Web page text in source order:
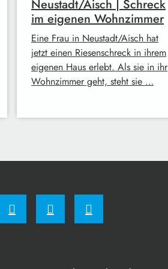
Neustadt/Aisch | Schreck
im eigenen Wohnzimmer
Eine Frau in Neustadt/Aisch hat
jetzt einen Riesenschreck in ihrem
eigenen Haus erlebt. Als sie in ihr
Wohnzimmer geht, steht sie …